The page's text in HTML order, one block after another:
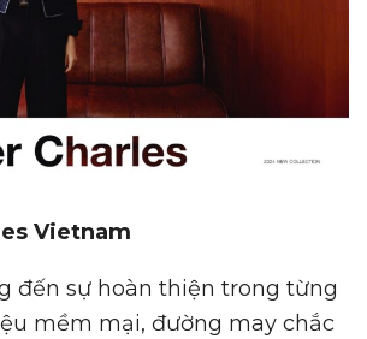
Vietnam
đến sự hoàn thiện trong từng
mềm mại, đường may chắc